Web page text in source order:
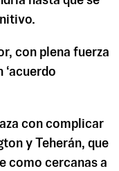
con plena fuerza
‘acuerdo
con complicar
y Teherán, que
como cercanas a